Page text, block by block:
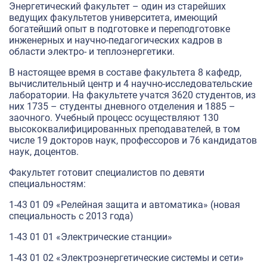
Энергетический факультет – один из старейших
ведущих факультетов университета, имеющий
богатейший опыт в подготовке и переподготовке
инженерных и научно-педагогических кадров в
области электро- и теплоэнергетики.
В настоящее время в составе факультета 8 кафедр,
вычислительный центр и 4 научно-исследовательские
лаборатории. На факультете учатся 3620 студентов, из
них 1735 – студенты дневного отделения и 1885 –
заочного. Учебный процесс осуществляют 130
высококвалифицированных преподавателей, в том
числе 19 докторов наук, профессоров и 76 кандидатов
наук, доцентов.
Факультет готовит специалистов по девяти
специальностям:
1-43 01 09 «Релейная защита и автоматика» (новая
специальность с 2013 года)
1-43 01 01 «Электрические станции»
1-43 01 02 «Электроэнергетические системы и сети»